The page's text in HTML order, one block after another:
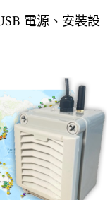
電源、安裝設